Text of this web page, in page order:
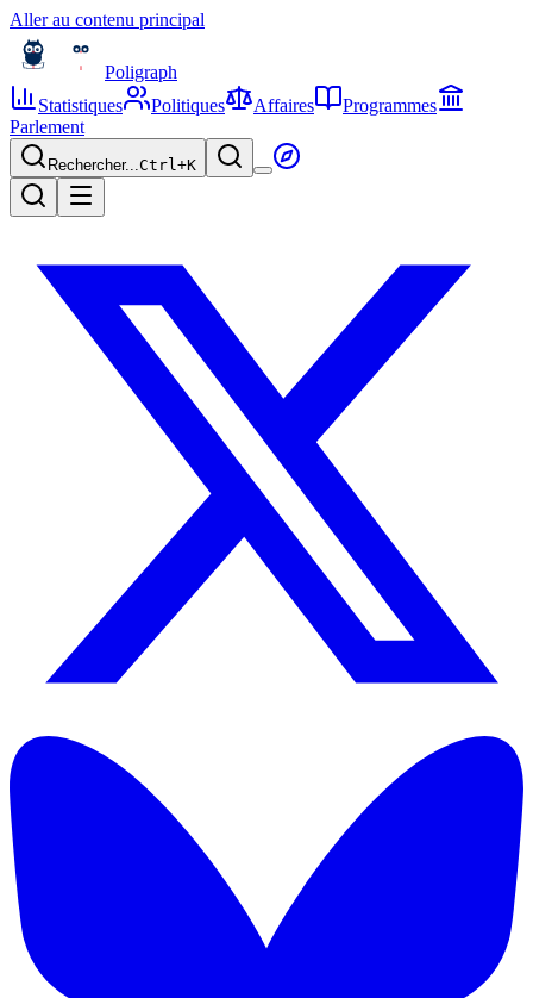
Aller au contenu principal
Poligraph
Statistiques
Politiques Affaires
Programmes
Parlement
Rechercher...Ctrl+K